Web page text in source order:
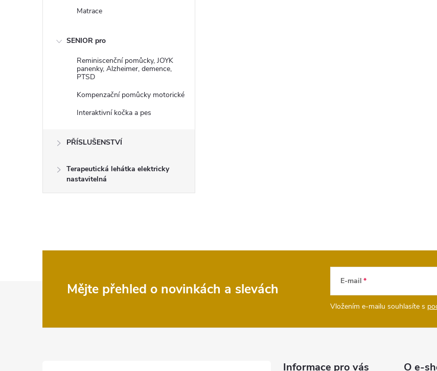
Matrace
SENIOR pro
Reminiscenční pomůcky, JOYK
panenky, Alzheimer, demence,
PTSD
Kompenzační pomůcky motorické
Interaktivní kočka a pes
PŘÍSLUŠENSTVÍ
Terapeutická lehátka elektricky
nastavitelná
Mějte přehled o novinkách a slevách E-mail
Vložením e-mailu souhlasíte s
Informace pro vás O e-